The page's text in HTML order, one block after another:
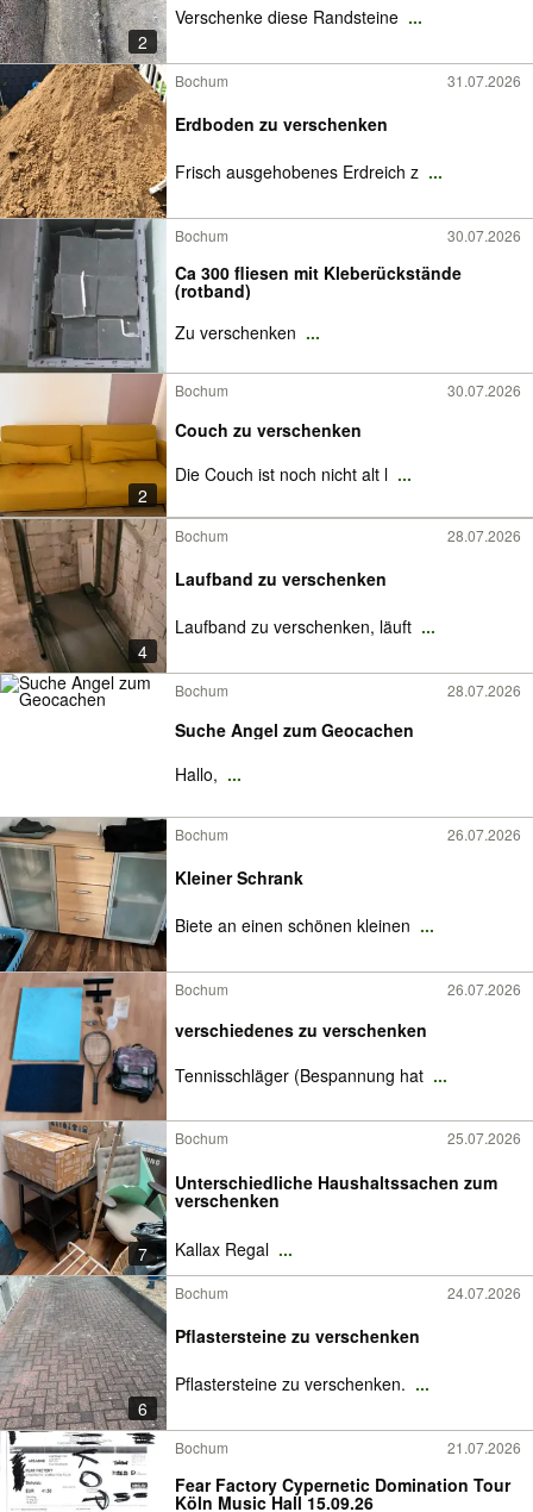
2
Verschenke diese Randsteine ...
Bochum 31.07.2026
Erdboden zu verschenken
Frisch ausgehobenes Erdreich z ...
Bochum 30.07.2026
Ca 300 fliesen mit Kleberückstände
(rotband)
Zu verschenken ...
2
Bochum 30.07.2026
Couch zu verschenken
Die Couch ist noch nicht alt l ...
4
Bochum 28.07.2026
Laufband zu verschenken
Laufband zu verschenken, läuft ...
Bochum 28.07.2026
Suche Angel zum Geocachen
Hallo, ...
Bochum 26.07.2026
Kleiner Schrank
Biete an einen schönen kleinen ...
Bochum 26.07.2026
verschiedenes zu verschenken
Tennisschläger (Bespannung hat ...
7
Bochum 25.07.2026
Unterschiedliche Haushaltssachen zum
verschenken
Kallax Regal ...
6
Bochum 24.07.2026
Pflastersteine zu verschenken
Pflastersteine zu verschenken. ...
Bochum 21.07.2026
Fear Factory Cypernetic Domination Tour
Köln Music Hall 15.09.26